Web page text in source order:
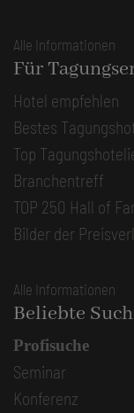
Alle Informationen
Für
Hotel empfehlen
Bestes
Top
Branchentreff
TOP 250 Hall of
Bilder der
Alle Informationen
Beliebte
Profisuche
Seminar
Konferenz